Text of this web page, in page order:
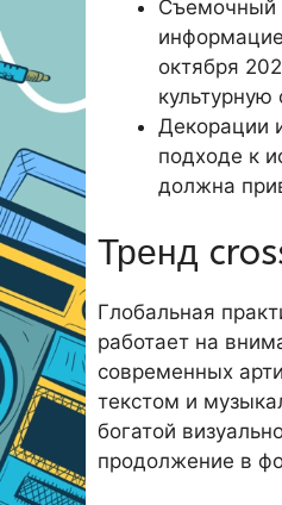
Съемочный
октября
Декорации
подходе к
должна
Тренд
Глобальная
работает на
современных
текстом и
богатой
продолжение в